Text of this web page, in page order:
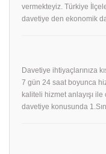
vermekteyiz. Türkiye
davetiye den ekonomik
Davetiye ihtiyaçlarınıza
7 gün 24 saat boyunca
kaliteli hizmet anlayışı
davetiye konusunda